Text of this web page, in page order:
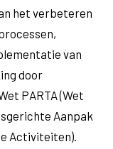
het verbeteren
van
door
PARTA (Wet
Aanpak
Activiteiten).